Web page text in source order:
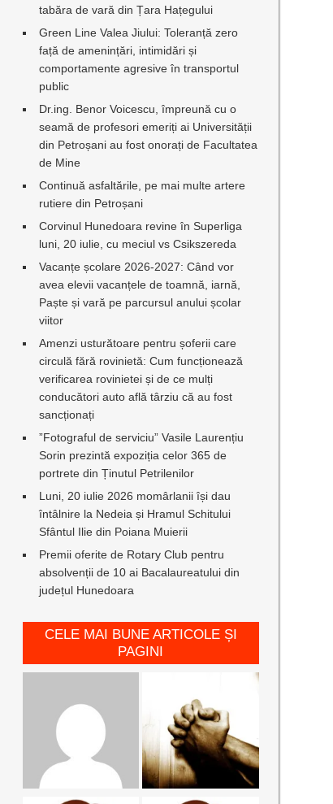
tabăra de vară din Țara Hațegului
Green Line Valea Jiului: Toleranță zero
față de amenințări, intimidări și
comportamente agresive în transportul
public
Dr.ing. Benor Voicescu, împreună cu o
seamă de profesori emeriți ai Universității
din Petroșani au fost onorați de Facultatea
de Mine
Continuă asfaltările, pe mai multe artere
rutiere din Petroșani
Corvinul Hunedoara revine în Superliga
luni, 20 iulie, cu meciul vs Csikszereda
Vacanțe școlare 2026-2027: Când vor
avea elevii vacanțele de toamnă, iarnă,
Paște și vară pe parcursul anului școlar
viitor
Amenzi usturătoare pentru șoferii care
circulă fără rovinietă: Cum funcționează
verificarea rovinietei și de ce mulți
conducători auto află târziu că au fost
sancționați
”Fotograful de serviciu” Vasile Laurențiu
Sorin prezintă expoziția celor 365 de
portrete din Ținutul Petrilenilor
Luni, 20 iulie 2026 momârlanii își dau
întâlnire la Nedeia și Hramul Schitului
Sfântul Ilie din Poiana Muierii
Premii oferite de Rotary Club pentru
absolvenții de 10 ai Bacalaureatului din
județul Hunedoara
CELE MAI BUNE ARTICOLE ȘI
PAGINI